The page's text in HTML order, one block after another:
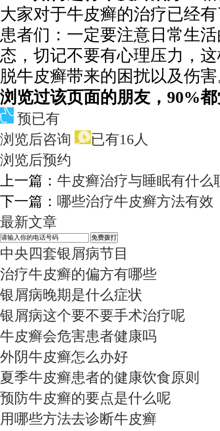
大家对于牛皮癣的治疗已经
患者们：一定要注意日常生
态，切记不要有心理压力，
脱牛皮癣带来的困扰以及伤
浏览过该页面的朋友，90%
预已有
浏览后咨询
已有16人
浏览后预约
上一篇： 牛皮癣治疗与睡眠有什么
下一篇： 哪些治疗牛皮癣方法有效
最新文章
中央四套银屑病节目
治疗牛皮癣的偏方有哪些
银屑病晚期是什么症状
银屑病这个要不要手术治疗呢
牛皮癣会危害患者健康吗
外阴牛皮癣怎么办好
夏季牛皮癣患者的健康饮食原则
预防牛皮癣的要点是什么呢
用哪些方法去诊断牛皮癣